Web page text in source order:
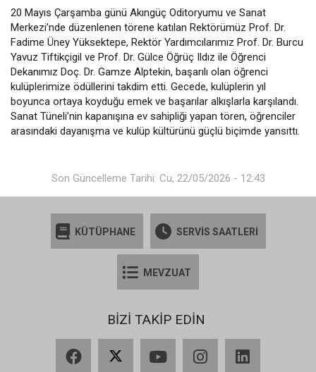
20 Mayıs Çarşamba günü Akıngüç Oditoryumu ve Sanat
Merkezi’nde düzenlenen törene katılan Rektörümüz Prof. Dr.
Fadime Üney Yüksektepe, Rektör Yardımcılarımız Prof. Dr. Burcu
Yavuz Tiftikçigil ve Prof. Dr. Gülce Öğrüç Ildız ile Öğrenci
Dekanımız Doç. Dr. Gamze Alptekin, başarılı olan öğrenci
kulüplerimize ödüllerini takdim etti. Gecede, kulüplerin yıl
boyunca ortaya koyduğu emek ve başarılar alkışlarla karşılandı.
Sanat Tüneli’nin kapanışına ev sahipliği yapan tören, öğrenciler
arasındaki dayanışma ve kulüp kültürünü güçlü biçimde yansıttı.
Son Güncelleme Tarihi: Cu, 22/05/2026 - 12:43
KÜTÜPHANE SERVİS SAATLERİ
MEVZUAT
BİZİ TAKİP EDİN